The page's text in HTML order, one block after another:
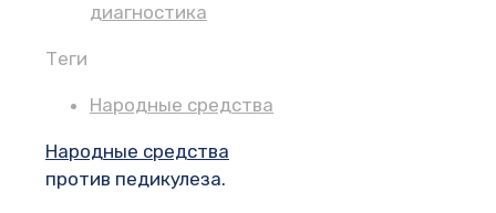
диагностика
Теги
Народные средства
Народные средства
против педикулеза.